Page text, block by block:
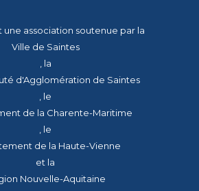
une association soutenue par la
Ville de Saintes
, la
d'Agglomération de Saintes
, le
de la Charente-Maritime
, le
de la Haute-Vienne
et la
Nouvelle-Aquitaine